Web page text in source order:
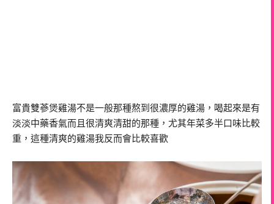
富貴雙蔘煲雞湯不是一般那種熬到很濃厚的雞湯，喝起來是有
淡淡中藥香氣而且很清爽清甜的那種，尤其年菜多半口味比較
重，這種清爽的雞湯我反而會比較喜歡